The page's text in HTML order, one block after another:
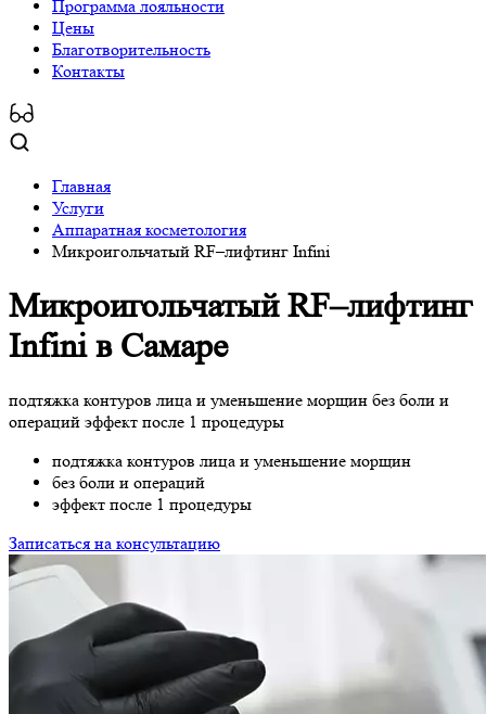
Программa лояльности
Цены
Благотворительность
Контакты
Главная
Услуги
Аппаратная косметология
Микроигольчатый RF–лифтинг Infini
Микроигольчатый RF–лифтинг
Infiniв Самаре
подтяжка контуров лица и уменьшение морщин без боли и
операций эффект после 1 процедуры
подтяжка контуров лица и уменьшение морщин
без боли и операций
эффект после 1 процедуры
Записаться на консультацию